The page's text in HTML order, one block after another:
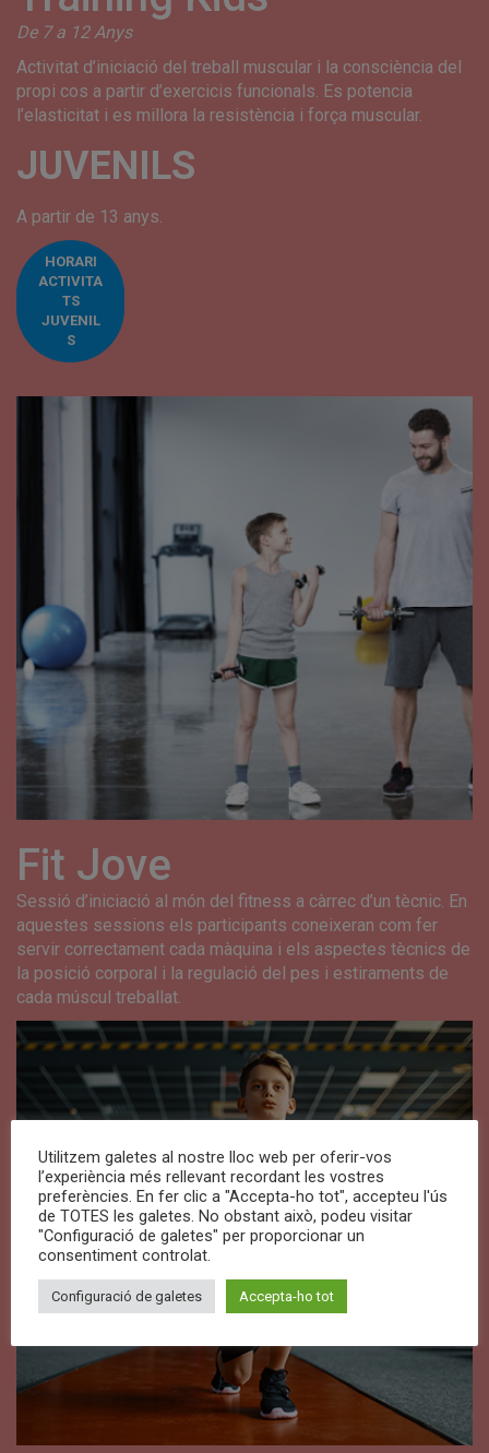
De 7 a 12 Anys
Activitat d’iniciació del treball muscular i la consciència del
propi cos a partir d’exercicis funcionals. Es potencia
l’elasticitat i es millora la resistència i força muscular.
JUVENILS
A partir de 13 anys.
HORARI
ACTIVITA
TS
JUVENIL
S
Fit Jove
Sessió d’iniciació al món del fitness a càrrec d’un tècnic. En
aquestes sessions els participants coneixeran com fer
servir correctament cada màquina i els aspectes tècnics de
la posició corporal i la regulació del pes i estiraments de
cada múscul treballat.
Utilitzem galetes al nostre lloc web per oferir-vos
l’experiència més rellevant recordant les vostres
preferències. En fer clic a "Accepta-ho tot", accepteu l'ús
de TOTES les galetes. No obstant això, podeu visitar
"Configuració de galetes" per proporcionar un
consentiment controlat.
Configuració de galetes Accepta-ho tot